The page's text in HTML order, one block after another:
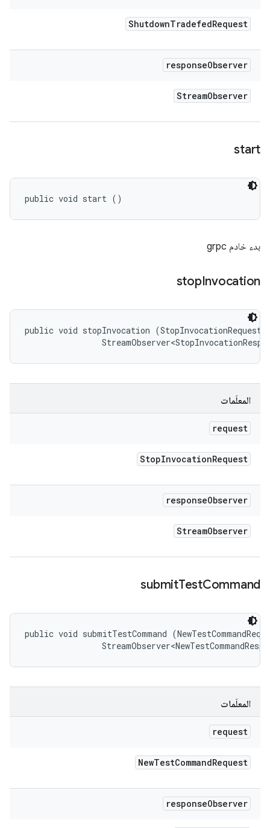
ShutdownTradefedRequest
responseObserver
StreamObserver
start
public void start ()
بدء خادم grpc
stopInvocation
public void stopInvocation
المعلَمات
request
StopInvocationRequest
responseObserver
StreamObserver
submitTestCommand
public void submitTestCommand
المعلَمات
request
NewTestCommandRequest
responseObserver